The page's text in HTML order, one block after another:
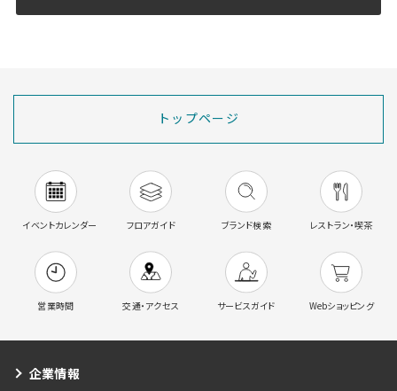
トップページ
イベントカレンダー フロアガイド ブランド検索 レストラン・喫茶
営業時間 交通・アクセス サービスガイド Webショッピング
企業情報